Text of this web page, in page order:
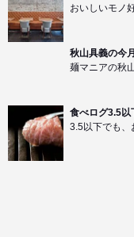
おいしいモノ
秋山具義の今
麺マニアの秋
食べログ3.5以
3.5以下でも、